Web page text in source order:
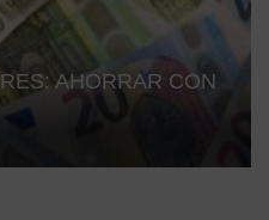
AHORRAR CON